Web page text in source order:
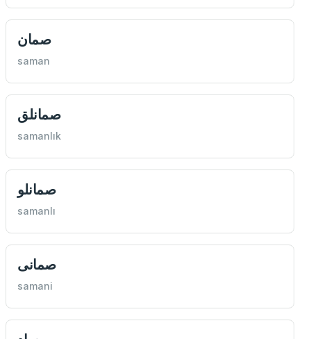
صمان
saman
صمانلق
samanlık
صمانلو
samanlı
صمانی
samani